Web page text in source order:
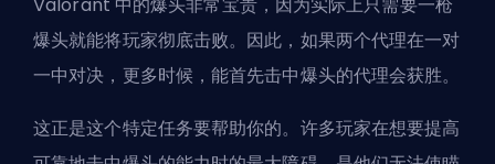
爆头就能将玩家彻底击败。因此，如果两个代理在一对
一中对决，更多时候，能首先击中爆头的代理会获胜。
这正是这个特定任务要帮助你的。许多玩家在想要提高